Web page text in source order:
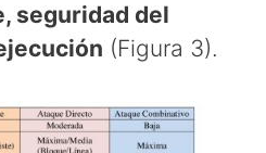
seguridad del
(Figura 3).